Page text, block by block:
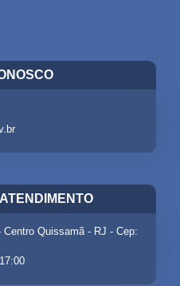
Centro Quissamã - RJ - Cep: